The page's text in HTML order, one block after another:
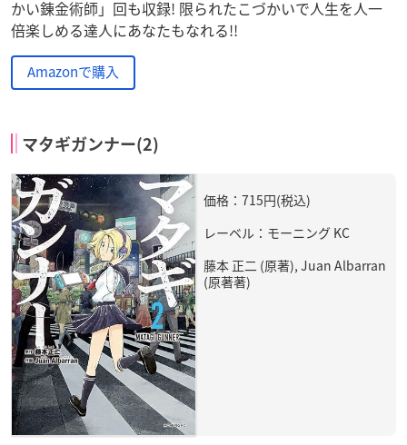
かい錬金術師」回も収録! 限られたこづかいで人生を人一
倍楽しめる達人にあなたもなれる!!
Amazonで購入
マタギガンナー(2)
価格：715円(税込)
レーベル：モーニング KC
藤本 正二 (原著), Juan Albarran
(原著著)